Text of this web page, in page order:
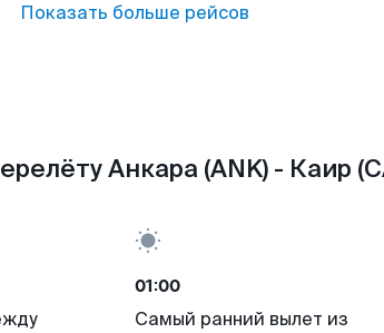
Показать больше рейсов
Анкара (ANK) - Каир
01:00
Самый ранний вылет из